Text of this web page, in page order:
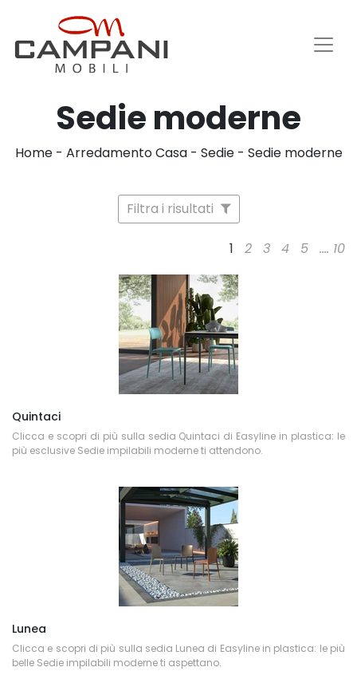
Sedie moderne
Home- Arredamento Casa- Sedie- Sedie moderne
Filtra i risultati
1 2 3 4 5 .... 10
Quintaci
Clicca e scopri di più sulla sedia Quintaci di Easyline in plastica: le
più esclusive Sedie impilabili moderne ti attendono.
Lunea
Clicca e scopri di più sulla sedia Lunea di Easyline in plastica: le più
belle Sedie impilabili moderne ti aspettano.